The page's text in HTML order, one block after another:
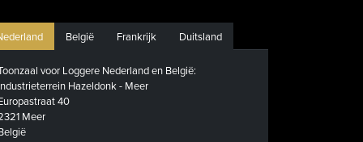
België Frankrijk Duitsland
voor Loggere Nederland en België:
Hazeldonk - Meer
40
Meer